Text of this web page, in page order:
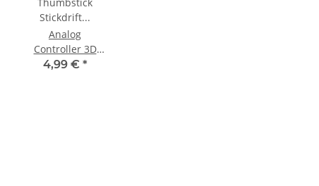
Analog
Controller 3D
Steuer Modul
4,99 € *